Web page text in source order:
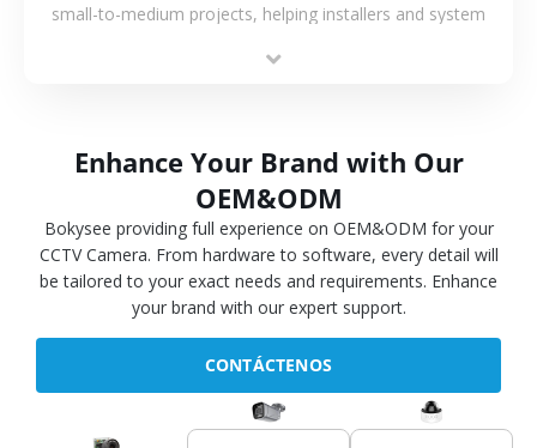
small-to-medium projects, helping installers and system
Enhance Your Brand with Our
OEM&ODM
Bokysee providing full experience on OEM&ODM for your
CCTV Camera. From hardware to software, every detail will
be tailored to your exact needs and requirements. Enhance
your brand with our expert support.
CONTÁCTENOS